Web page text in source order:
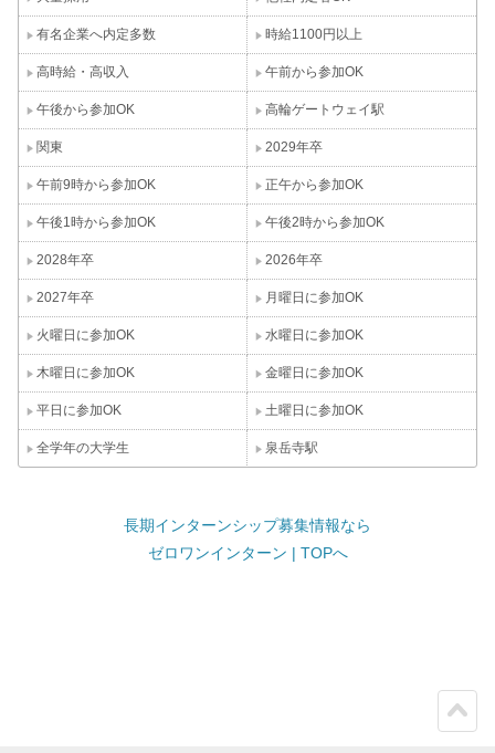
有名企業へ内定多数 時給1100円以上
高時給・高収入 午前から参加OK
午後から参加OK 高輪ゲートウェイ駅
関東 2029年卒
午前9時から参加OK 正午から参加OK
午後1時から参加OK 午後2時から参加OK
2028年卒 2026年卒
2027年卒 月曜日に参加OK
火曜日に参加OK 水曜日に参加OK
木曜日に参加OK 金曜日に参加OK
平日に参加OK 土曜日に参加OK
全学年の大学生 泉岳寺駅
長期インターンシップ募集情報なら
ゼロワンインターン | TOPへ